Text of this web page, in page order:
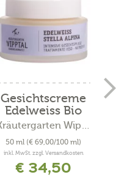
Gesichtscreme
Edelweiss Bio
Kräutergarten Wipptal
50 ml (€ 69,00/100 ml)
inkl. MwSt. zzgl. Versandkosten
€ 34,50